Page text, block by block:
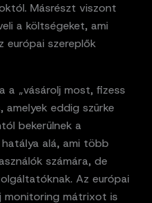
Másrészt viszont
a költségeket, ami
európai szereplők
a „vásárolj most, fizess
eddig szürke
bekerülnek a
alá, ami több
számára, de
Az európai
monitoring mátrixot is